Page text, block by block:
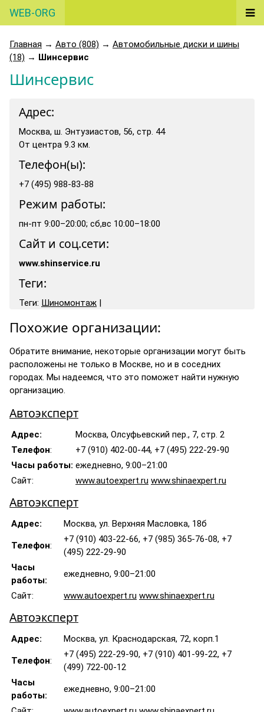
WEB-ORG
Главная → Авто (808) → Автомобильные диски и шины
(18) → Шинсервис
Шинсервис
Адрес:
Москва, ш. Энтузиастов, 56, стр. 44
От центра 9.3 км.
Телефон(ы):
+7 (495) 988-83-88
Режим работы:
пн-пт 9:00–20:00; сб,вс 10:00–18:00
Сайт и соц.сети:
www.shinservice.ru
Теги:
Теги: Шиномонтаж |
Похожие организации:
Обратите внимание, некоторые организации могут быть
расположены не только в Москве, но и в соседних
городах. Мы надеемся, что это поможет найти нужную
организацию.
Автоэксперт
Адрес:
Москва, Олсуфьевский пер., 7, стр. 2
Телефон:
+7 (910) 402-00-44, +7 (495) 222-29-90
Часы работы: ежедневно, 9:00–21:00
Сайт:
www.autoexpert.ru www.shinaexpert.ru
Автоэксперт
Адрес: Москва, ул. Верхняя Масловка, 18б
Телефон:
+7 (910) 403-22-66, +7 (985) 365-76-08, +7
(495) 222-29-90
Часы
работы:
ежедневно, 9:00–21:00
Сайт: www.autoexpert.ru www.shinaexpert.ru
Автоэксперт
Адрес: Москва, ул. Краснодарская, 72, корп.1
Телефон:
+7 (495) 222-29-90, +7 (910) 401-99-22, +7
(499) 722-00-12
Часы
работы:
ежедневно, 9:00–21:00